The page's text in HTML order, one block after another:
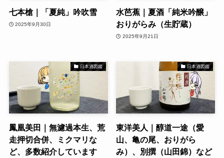
七本槍｜「夏純」吟吹雪
2025年9月30日
水芭蕉｜夏酒「純米吟醸」
おりがらみ（生貯蔵）
2025年9月21日
日本酒図鑑
鳳凰美田｜無濾過本生、荒
走押切合併、ミクマリな
ど、多数紹介しています
日本酒図鑑
東洋美人｜醇道一途（愛
山、亀の尾、おりがら
み）、別撰（山田錦）など